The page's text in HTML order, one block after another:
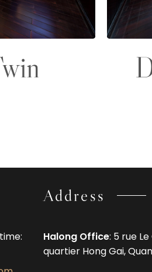
Address
Halong Office: 5 rue
quartier Hong Gai,